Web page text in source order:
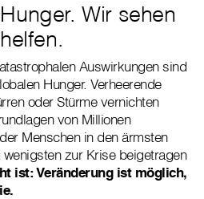
Wir sehen
Auswirkungen sind
Hunger. Verheerende
oder Stürme vernichten
von Millionen
Menschen in den ärmsten
zur Krise beigetragen
ist: Veränderung ist möglich,